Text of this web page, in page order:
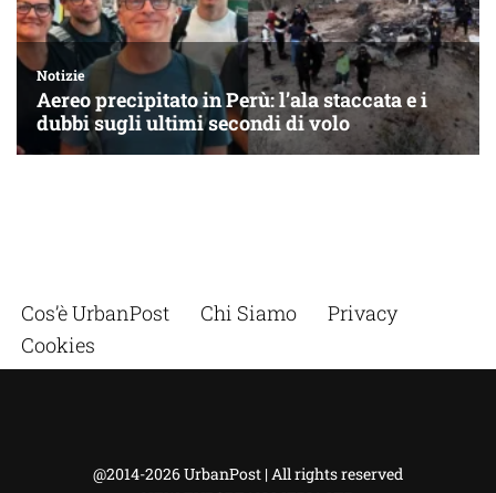
Cos’è UrbanPost Chi Siamo
Privacy
Cookies
@2014-2026 UrbanPost | All rights reserved